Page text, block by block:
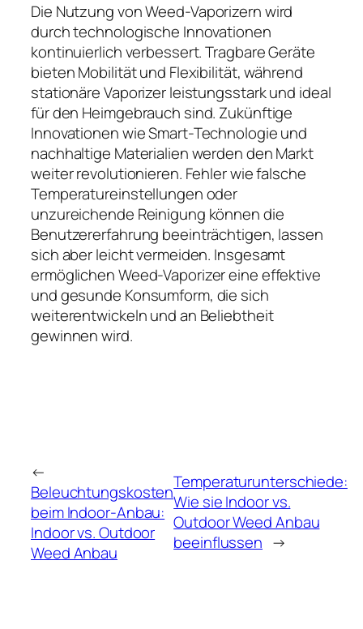
Die Nutzung von Weed-Vaporizern wird
durch technologische Innovationen
kontinuierlich verbessert. Tragbare Geräte
bieten Mobilität und Flexibilität, während
stationäre Vaporizer leistungsstark und ideal
für den Heimgebrauch sind. Zukünftige
Innovationen wie Smart-Technologie und
nachhaltige Materialien werden den Markt
weiter revolutionieren. Fehler wie falsche
Temperatureinstellungen oder
unzureichende Reinigung können die
Benutzererfahrung beeinträchtigen, lassen
sich aber leicht vermeiden. Insgesamt
ermöglichen Weed-Vaporizer eine effektive
und gesunde Konsumform, die sich
weiterentwickeln und an Beliebtheit
gewinnen wird.
←
Beleuchtungskosten
beim Indoor-Anbau:
Indoor vs. Outdoor
Weed Anbau
Temperaturunterschiede:
Wie sie Indoor vs.
Outdoor Weed Anbau
beeinflussen →